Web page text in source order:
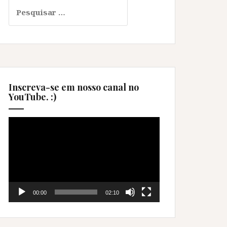
por:
Inscreva-se em nosso canal no
YouTube. :)
00:00 02:10